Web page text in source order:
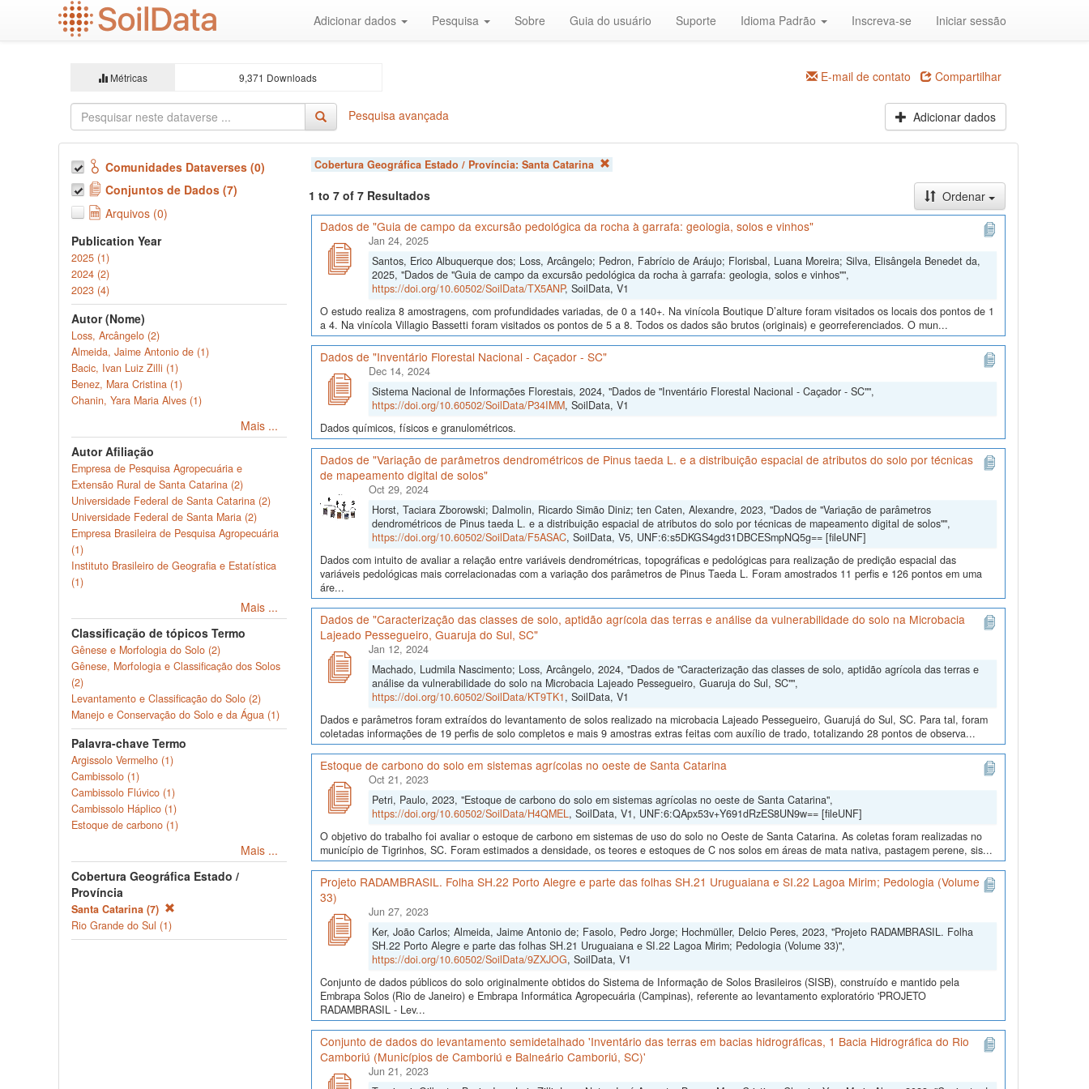
Adicionar dados Pesquisa Sobre Guia do usuário Suporte Idioma Padrão Inscreva-se Iniciar sessão
Métricas 9,371 Downloads E-mail de contato Compartilhar
Pesquisa avançada Adicionar dados
Comunidades Dataverses (0)
Conjuntos de Dados (7)
Arquivos (0)
Publication Year
2025 (1)
2024 (2)
2023 (4)
Autor (Nome)
Loss, Arcângelo (2)
Almeida, Jaime Antonio de (1)
Bacic, Ivan Luiz Zilli (1)
Benez, Mara Cristina (1)
Chanin, Yara Maria Alves (1)
Mais ...
Autor Afiliação
Empresa de Pesquisa Agropecuária e
Extensão Rural de Santa Catarina (2)
Universidade Federal de Santa Catarina (2)
Universidade Federal de Santa Maria (2)
Empresa Brasileira de Pesquisa Agropecuária
(1)
Instituto Brasileiro de Geografia e Estatística
(1)
Mais ...
Classificação de tópicos Termo
Gênese e Morfologia do Solo (2)
Gênese, Morfologia e Classificação dos Solos
(2)
Levantamento e Classificação do Solo (2)
Manejo e Conservação do Solo e da Água (1)
Palavra-chave Termo
Argissolo Vermelho (1)
Cambissolo (1)
Cambissolo Flúvico (1)
Cambissolo Háplico (1)
Estoque de carbono (1)
Mais ...
Cobertura Geográfica Estado /
Província
Santa Catarina (7)
Rio Grande do Sul (1)
Cobertura Geográfica Estado / Província: Santa Catarina
1 to 7 of 7 Resultados
Ordenar
Dados de "Guia de campo da excursão pedológica da rocha à garrafa: geologia, solos e vinhos"
Jan 24, 2025
Santos, Erico Albuquerque dos; Loss, Arcângelo; Pedron, Fabrício de Aráujo; Florisbal, Luana Moreira; Silva, Elisângela Benedet da,
2025, "Dados de "Guia de campo da excursão pedológica da rocha à garrafa: geologia, solos e vinhos"",
https://doi.org/10.60502/SoilData/TX5ANP, SoilData, V1
O estudo realiza 8 amostragens, com profundidades variadas, de 0 a 140+. Na vinícola Boutique D’alture foram visitados os locais dos pontos de 1
a 4. Na vinícola Villagio Bassetti foram visitados os pontos de 5 a 8. Todos os dados são brutos (originais) e georreferenciados. O mun...
Dados de "Inventário Florestal Nacional - Caçador - SC"
Dec 14, 2024
Sistema Nacional de Informações Florestais, 2024, "Dados de "Inventário Florestal Nacional - Caçador - SC"",
https://doi.org/10.60502/SoilData/P34IMM, SoilData, V1
Dados químicos, físicos e granulométricos.
Dados de "Variação de parâmetros dendrométricos de Pinus taeda L. e a distribuição espacial de atributos do solo por técnicas
de mapeamento digital de solos"
Oct 29, 2024
Horst, Taciara Zborowski; Dalmolin, Ricardo Simão Diniz; ten Caten, Alexandre, 2023, "Dados de "Variação de parâmetros
dendrométricos de Pinus taeda L. e a distribuição espacial de atributos do solo por técnicas de mapeamento digital de solos"",
https://doi.org/10.60502/SoilData/F5ASAC, SoilData, V5, UNF:6:s5DKGS4gd31DBCESmpNQ5g== [fileUNF]
Dados com intuito de avaliar a relação entre variáveis dendrométricas, topográficas e pedológicas para realização de predição espacial das
variáveis pedológicas mais correlacionadas com a variação dos parâmetros de Pinus Taeda L. Foram amostrados 11 perfis e 126 pontos em uma
áre...
Dados de "Caracterização das classes de solo, aptidão agrícola das terras e análise da vulnerabilidade do solo na Microbacia
Lajeado Pessegueiro, Guaruja do Sul, SC"
Jan 12, 2024
Machado, Ludmila Nascimento; Loss, Arcângelo, 2024, "Dados de "Caracterização das classes de solo, aptidão agrícola das terras e
análise da vulnerabilidade do solo na Microbacia Lajeado Pessegueiro, Guaruja do Sul, SC"",
https://doi.org/10.60502/SoilData/KT9TK1, SoilData, V1
Dados e parâmetros foram extraídos do levantamento de solos realizado na microbacia Lajeado Pessegueiro, Guarujá do Sul, SC. Para tal, foram
coletadas informações de 19 perfis de solo completos e mais 9 amostras extras feitas com auxílio de trado, totalizando 28 pontos de observa...
Estoque de carbono do solo em sistemas agrícolas no oeste de Santa Catarina
Oct 21, 2023
Petri, Paulo, 2023, "Estoque de carbono do solo em sistemas agrícolas no oeste de Santa Catarina",
https://doi.org/10.60502/SoilData/H4QMEL, SoilData, V1, UNF:6:QApx53v+Y691dRzES8UN9w== [fileUNF]
O objetivo do trabalho foi avaliar o estoque de carbono em sistemas de uso do solo no Oeste de Santa Catarina. As coletas foram realizadas no
município de Tigrinhos, SC. Foram estimados a densidade, os teores e estoques de C nos solos em áreas de mata nativa, pastagem perene, sis...
Projeto RADAMBRASIL. Folha SH.22 Porto Alegre e parte das folhas SH.21 Uruguaiana e SI.22 Lagoa Mirim; Pedologia (Volume
33)
Jun 27, 2023
Ker, João Carlos; Almeida, Jaime Antonio de; Fasolo, Pedro Jorge; Hochmüller, Delcio Peres, 2023, "Projeto RADAMBRASIL. Folha
SH.22 Porto Alegre e parte das folhas SH.21 Uruguaiana e SI.22 Lagoa Mirim; Pedologia (Volume 33)",
https://doi.org/10.60502/SoilData/9ZXJOG, SoilData, V1
Conjunto de dados públicos do solo originalmente obtidos do Sistema de Informação de Solos Brasileiros (SISB), construído e mantido pela
Embrapa Solos (Rio de Janeiro) e Embrapa Informática Agropecuária (Campinas), referente ao levantamento exploratório 'PROJETO
RADAMBRASIL - Lev...
Conjunto de dados do levantamento semidetalhado 'Inventário das terras em bacias hidrográficas, 1 Bacia Hidrográfica do Rio
Camboriú (Municípios de Camboriú e Balneário Camboriú, SC)'
Jun 21, 2023